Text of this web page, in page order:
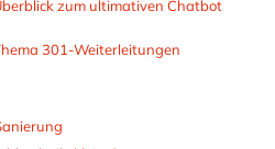
zum ultimativen Chatbot
301-Weiterleitungen